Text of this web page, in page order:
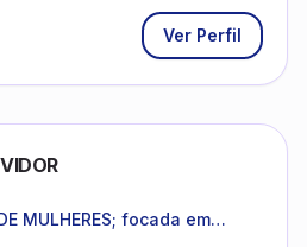
Ver Perfil
MULHERES; focada em